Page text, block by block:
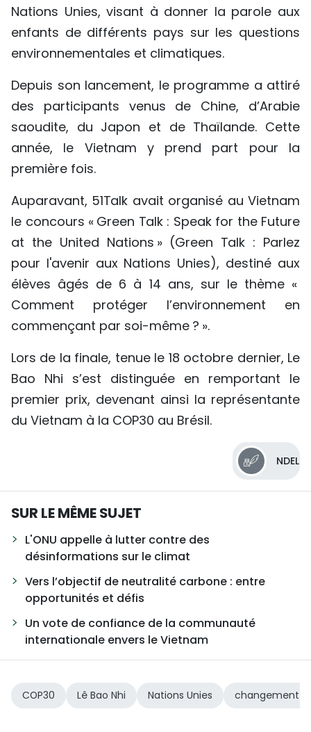
Nations Unies, visant à donner la parole aux
enfants de différents pays sur les questions
environnementales et climatiques.
Depuis son lancement, le programme a attiré
des participants venus de Chine, d’Arabie
saoudite, du Japon et de Thaïlande. Cette
année, le Vietnam y prend part pour la
première fois.
Auparavant, 51Talk avait organisé au Vietnam
le concours « Green Talk : Speak for the Future
at the United Nations » (Green Talk : Parlez
pour l'avenir aux Nations Unies), destiné aux
élèves âgés de 6 à 14 ans, sur le thème «
Comment protéger l’environnement en
commençant par soi-même ? ».
Lors de la finale, tenue le 18 octobre dernier, Le
Bao Nhi s’est distinguée en remportant le
premier prix, devenant ainsi la représentante
du Vietnam à la COP30 au Brésil.
NDEL
SUR LE MÊME SUJET
L'ONU appelle à lutter contre des
désinformations sur le climat
Vers l’objectif de neutralité carbone : entre
opportunités et défis
Un vote de confiance de la communauté
internationale envers le Vietnam
COP30 Lê Bao Nhi Nations Unies changement